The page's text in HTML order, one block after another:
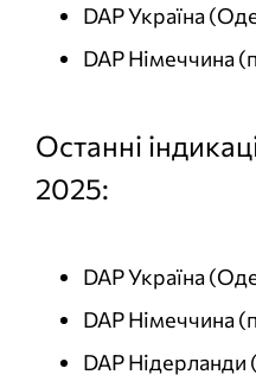
DAP Україна
DAP Німеччина
Останні
2025:
DAP Україна
DAP Німеччина
DAP